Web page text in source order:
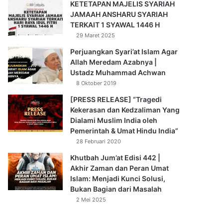
KETETAPAN MAJELIS SYARIAH
JAMAAH ANSHARU SYARIAH
TERKAIT 1 SYAWAL 1446 H
29 Maret 2025
Perjuangkan Syari’at Islam Agar
Allah Meredam Azabnya |
Ustadz Muhammad Achwan
8 Oktober 2019
[PRESS RELEASE] “Tragedi
Kekerasan dan Kedzaliman Yang
Dialami Muslim India oleh
Pemerintah & Umat Hindu India”
28 Februari 2020
Khutbah Jum’at Edisi 442 |
Akhir Zaman dan Peran Umat
Islam: Menjadi Kunci Solusi,
Bukan Bagian dari Masalah
2 Mei 2025